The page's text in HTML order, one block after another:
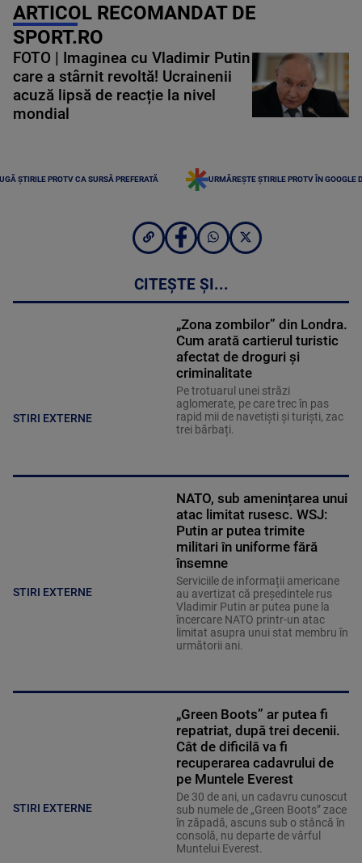
ARTICOL RECOMANDAT DE
SPORT.RO
FOTO | Imaginea cu Vladimir Putin
care a stârnit revoltă! Ucrainenii
acuză lipsă de reacție la nivel
mondial
ȘTIRILE PROTV CA SURSĂ PREFERATĂ URMĂREȘTE ȘTIRILE PROTV ÎN GOOGLE
CITEȘTE ȘI...
STIRI EXTERNE
„Zona zombilor” din Londra.
Cum arată cartierul turistic
afectat de droguri și
criminalitate
Pe trotuarul unei străzi
aglomerate, pe care trec în pas
rapid mii de navetiști și turiști, zac
trei bărbați.
STIRI EXTERNE
NATO, sub amenințarea unui
atac limitat rusesc. WSJ:
Putin ar putea trimite
militari în uniforme fără
însemne
Serviciile de informații americane
au avertizat că președintele rus
Vladimir Putin ar putea pune la
încercare NATO printr-un atac
limitat asupra unui stat membru în
următorii ani.
STIRI EXTERNE
„Green Boots” ar putea fi
repatriat, după trei decenii.
Cât de dificilă va fi
recuperarea cadavrului de
pe Muntele Everest
De 30 de ani, un cadavru cunoscut
sub numele de „Green Boots” zace
în zăpadă, ascuns sub o stâncă în
consolă, nu departe de vârful
Muntelui Everest.